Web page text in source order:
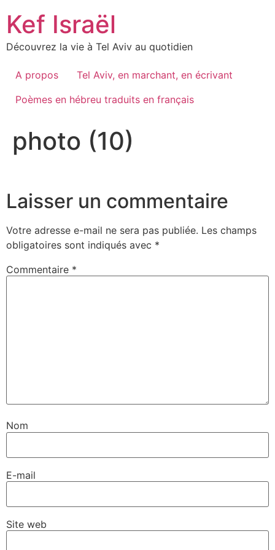
content
Kef Israël
Découvrez la vie à Tel Aviv au quotidien
A propos
Tel Aviv, en marchant, en écrivant
Poèmes en hébreu traduits en français
photo (10)
Laisser un commentaire
Votre adresse e-mail ne sera pas publiée. Les champs
obligatoires sont indiqués avec *
Commentaire *
Nom
E-mail
Site web